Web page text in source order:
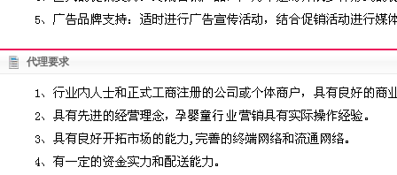
代理要求